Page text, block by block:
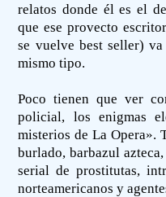
relatos donde él es el
que ese provecto
se vuelve best seller)
mismo tipo.
Poco tienen que ver
policial, los enigmas
misterios de La Opera».
burlado, barbazul
serial de prostitutas,
norteamericanos y